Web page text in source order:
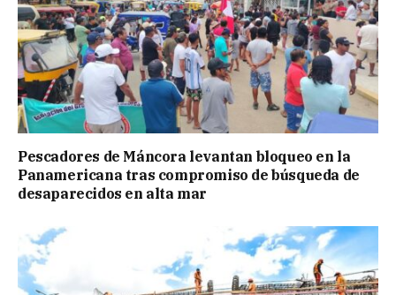
Pescadores de Máncora levantan bloqueo en la
Panamericana tras compromiso de búsqueda de
desaparecidos en alta mar